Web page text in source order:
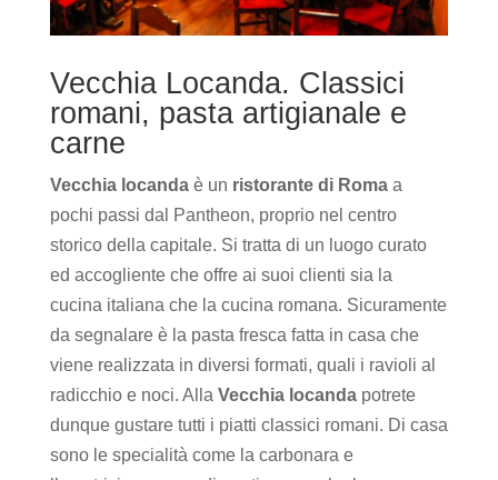
Vecchia Locanda. Classici
romani, pasta artigianale e
carne
Vecchia locandaè un ristorante di Romaa
pochi passi dal Pantheon, proprio nel centro
storico della capitale. Si tratta di un luogo curato
ed accogliente che offre ai suoi clienti sia la
cucina italiana che la cucina romana. Sicuramente
da segnalare è la pasta fresca fatta in casa che
viene realizzata in diversi formati, quali i ravioli al
radicchio e noci. Alla Vecchia locandapotrete
dunque gustare tutti i piatti classici romani. Di casa
sono le specialità come la carbonara e